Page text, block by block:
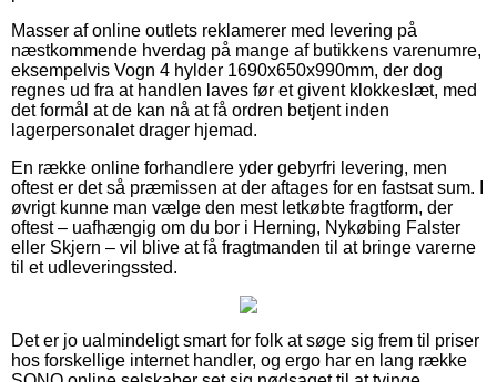
Masser af online outlets reklamerer med levering på
næstkommende hverdag på mange af butikkens varenumre,
eksempelvis Vogn 4 hylder 1690x650x990mm, der dog
regnes ud fra at handlen laves før et givent klokkeslæt, med
det formål at de kan nå at få ordren betjent inden
lagerpersonalet drager hjemad.
En række online forhandlere yder gebyrfri levering, men
oftest er det så præmissen at der aftages for en fastsat sum. I
øvrigt kunne man vælge den mest letkøbte fragtform, der
oftest – uafhængig om du bor i Herning, Nykøbing Falster
eller Skjern – vil blive at få fragtmanden til at bringe varerne
til et udleveringssted.
Det er jo ualmindeligt smart for folk at søge sig frem til priser
hos forskellige internet handler, og ergo har en lang række